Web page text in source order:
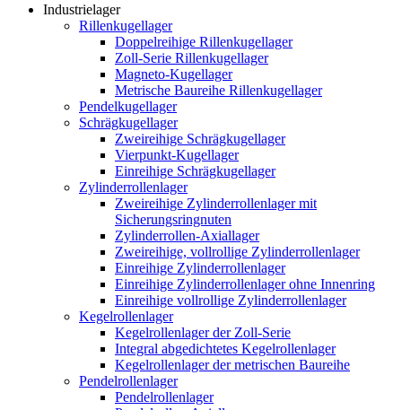
Industrielager
Rillenkugellager
Doppelreihige Rillenkugellager
Zoll-Serie Rillenkugellager
Magneto-Kugellager
Metrische Baureihe Rillenkugellager
Pendelkugellager
Schrägkugellager
Zweireihige Schrägkugellager
Vierpunkt-Kugellager
Einreihige Schrägkugellager
Zylinderrollenlager
Zweireihige Zylinderrollenlager mit
Sicherungsringnuten
Zylinderrollen-Axiallager
Zweireihige, vollrollige Zylinderrollenlager
Einreihige Zylinderrollenlager
Einreihige Zylinderrollenlager ohne Innenring
Einreihige vollrollige Zylinderrollenlager
Kegelrollenlager
Kegelrollenlager der Zoll-Serie
Integral abgedichtetes Kegelrollenlager
Kegelrollenlager der metrischen Baureihe
Pendelrollenlager
Pendelrollenlager